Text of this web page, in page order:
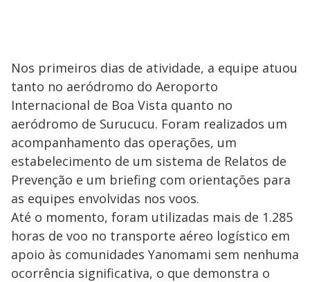
Nos primeiros dias de atividade, a equipe atuou
tanto no aeródromo do Aeroporto
Internacional de Boa Vista quanto no
aeródromo de Surucucu. Foram realizados um
acompanhamento das operações, um
estabelecimento de um sistema de Relatos de
Prevenção e um briefing com orientações para
as equipes envolvidas nos voos.
Até o momento, foram utilizadas mais de 1.285
horas de voo no transporte aéreo logístico em
apoio às comunidades Yanomami sem nenhuma
ocorrência significativa, o que demonstra o